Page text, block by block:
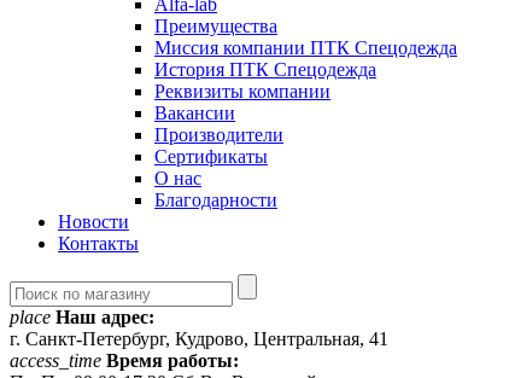
Alfa-lab
Преимущества
Миссия компании ПТК Спецодежда
История ПТК Спецодежда
Реквизиты компании
Вакансии
Производители
Сертификаты
О нас
Благодарности
Новости
Контакты
place Наш адрес:
г. Санкт-Петербург, Кудрово, Центральная, 41
access_time Время работы: